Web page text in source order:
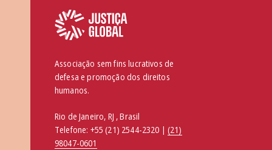
Associação sem fins lucrativos de
defesa e promoção dos direitos
humanos.
Rio de Janeiro, RJ , Brasil
Telefone: +55 (21) 2544-2320 | (21)
98047-0601